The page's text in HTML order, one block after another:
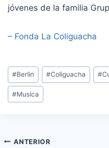
jóvenes de la familia
– Fonda La Coliguacha
Etiquetas
de
la
#Berlin #Coliguacha #
#Musica
Navegación
ANTERIOR